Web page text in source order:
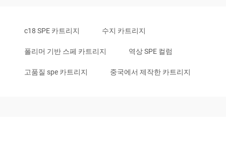
c18 SPE 카트리지 수지 카트리지
폴리머 기반 스페 카트리지 역상 SPE 컬럼
고품질 spe 카트리지 중국에서 제작한 카트리지